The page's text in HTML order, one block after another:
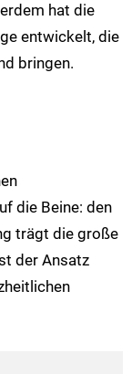
hat die
entwickelt, die
bringen.
die Beine: den
trägt die große
der Ansatz